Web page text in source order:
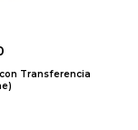
con Transferencia